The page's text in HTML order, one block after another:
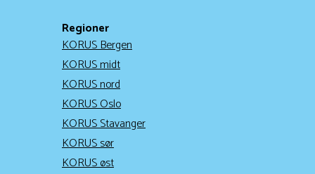
Regioner
KORUS Bergen
KORUS midt
KORUS nord
KORUS Oslo
KORUS Stavanger
KORUS sør
KORUS øst